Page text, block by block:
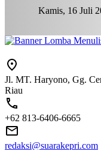
Kamis, 16 Juli
Jl. MT. Haryono, Gg.
Riau
+62 813-6406-6665
redaksi@suarakepri.com